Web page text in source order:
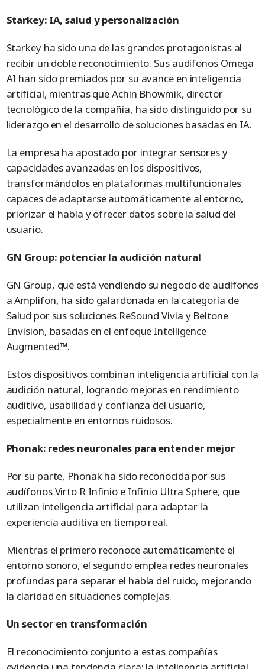
Starkey: IA, salud y personalización
Starkey ha sido una de las grandes protagonistas al
recibir un doble reconocimiento. Sus audífonos Omega
AI han sido premiados por su avance en inteligencia
artificial, mientras que Achin Bhowmik, director
tecnológico de la compañía, ha sido distinguido por su
liderazgo en el desarrollo de soluciones basadas en IA.
La empresa ha apostado por integrar sensores y
capacidades avanzadas en los dispositivos,
transformándolos en plataformas multifuncionales
capaces de adaptarse automáticamente al entorno,
priorizar el habla y ofrecer datos sobre la salud del
usuario.
GN Group: potenciar la audición natural
GN Group, que está vendiendo su negocio de audífonos
a Amplifon, ha sido galardonada en la categoría de
Salud por sus soluciones ReSound Vivia y Beltone
Envision, basadas en el enfoque Intelligence
Augmented™.
Estos dispositivos combinan inteligencia artificial con la
audición natural, logrando mejoras en rendimiento
auditivo, usabilidad y confianza del usuario,
especialmente en entornos ruidosos.
Phonak: redes neuronales para entender mejor
Por su parte, Phonak ha sido reconocida por sus
audífonos Virto R Infinio e Infinio Ultra Sphere, que
utilizan inteligencia artificial para adaptar la
experiencia auditiva en tiempo real.
Mientras el primero reconoce automáticamente el
entorno sonoro, el segundo emplea redes neuronales
profundas para separar el habla del ruido, mejorando
la claridad en situaciones complejas.
Un sector en transformación
El reconocimiento conjunto a estas compañías